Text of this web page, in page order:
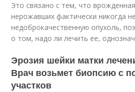
Это связано с тем, что
нерожавших фактически никогда
недоброкачественную опухоль,
о том, надо ли лечить ее,
Эрозия шейки матки
Врач возьмет биопсию с
участков